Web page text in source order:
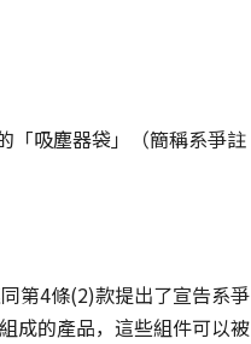
「吸塵器袋」（簡稱系爭註
第4條(2)款提出了宣告系爭
成的產品，這些組件可以被